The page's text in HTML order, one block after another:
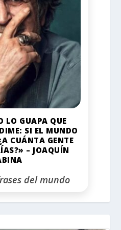
LO GUAPA QUE
SI EL MUNDO
CUÁNTA GENTE
– JOAQUÍN
del mundo